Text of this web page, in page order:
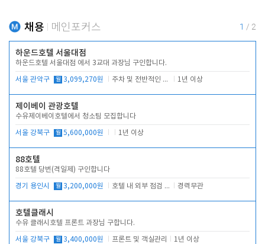
채용 메인포커스 1 / 2
하운드호텔 서울대점
하운드호텔 서울대점 에서 3교대 과장님 구인합니다.
서울 관악구 월 3,099,270원 주차 및 전반적인 당번업무 1년 이상
제이베이 관광호텔
수유제이베이호텔에서 청소팀 모집합니다
서울 강북구 월 5,600,000원 1년 이상
88호텔
88호텔 당번(격일제) 구인합니다
경기 용인시 월 3,200,000원 호텔 내 외부 점검 및 프런트 운영 경력무관
호텔클래시
수유 클래시호텔 프론트 과장님 구합니다.
서울 강북구 월 3,400,000원 프론트 및 객실관리 1년 이상